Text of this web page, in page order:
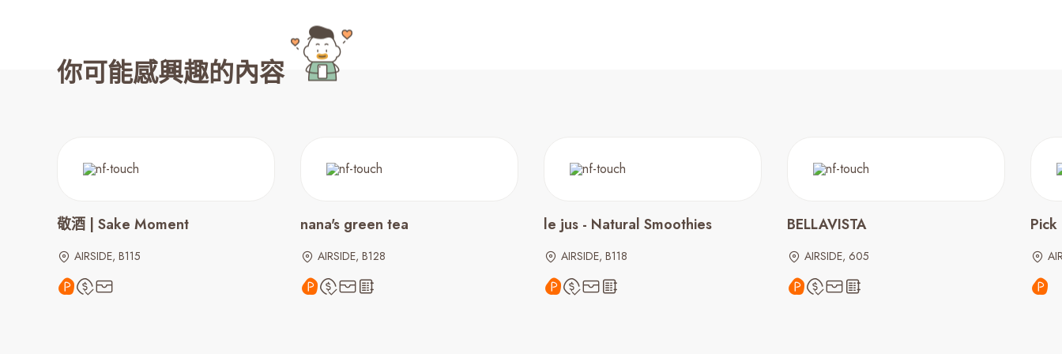
你可能感興趣的內容
敬酒 | Sake Moment
AIRSIDE, B115
nana's green tea
AIRSIDE, B128
le jus - Natural Smoothies
AIRSIDE, B118
BELLAVISTA
AIRSIDE, 605